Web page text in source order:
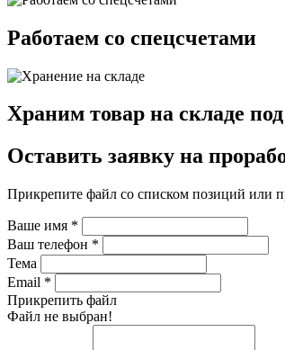
Работаем со спецсчетами
Храним товар на складе
Оставить заявку на
Прикрепите файл со списком позиций или
Ваше имя *
Ваш телефон *
Тема
Email *
Прикрепить файл
Файл не выбран!